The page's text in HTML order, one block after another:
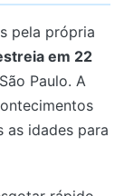
pela própria
em 22
Paulo. A
as idades para